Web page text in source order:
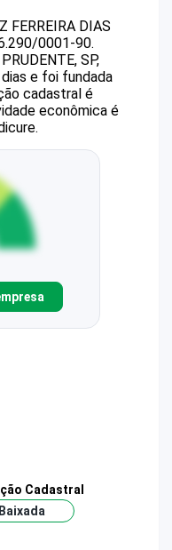
FERREIRA DIAS
0001-90.
SP,
e foi fundada
cadastral é
econômica é
Cadastral
Baixada